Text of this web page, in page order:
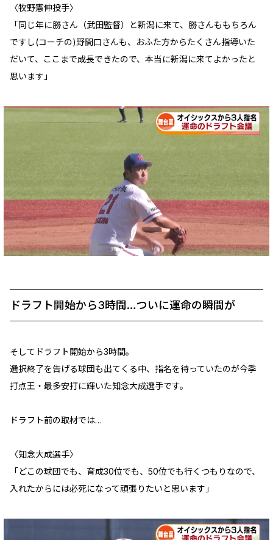
〈牧野憲伸投手〉
「同じ年に勝さん（武田監督）と新潟に来て、勝さんももちろん
ですし(コーチの)野間口さんも、おふた方からたくさん指導いた
だいて、ここまで成長できたので、本当に新潟に来てよかったと
思います」
ドラフト開始から3時間…ついに運命の瞬間が
そしてドラフト開始から3時間。
選択終了を告げる球団も出てくる中、指名を待っていたのが今季
打点王・最多安打に輝いた知念大成選手です。
ドラフト前の取材では…
〈知念大成選手〉
「どこの球団でも、育成30位でも、50位でも行くつもりなので、
入れたからには必死になって頑張りたいと思います」